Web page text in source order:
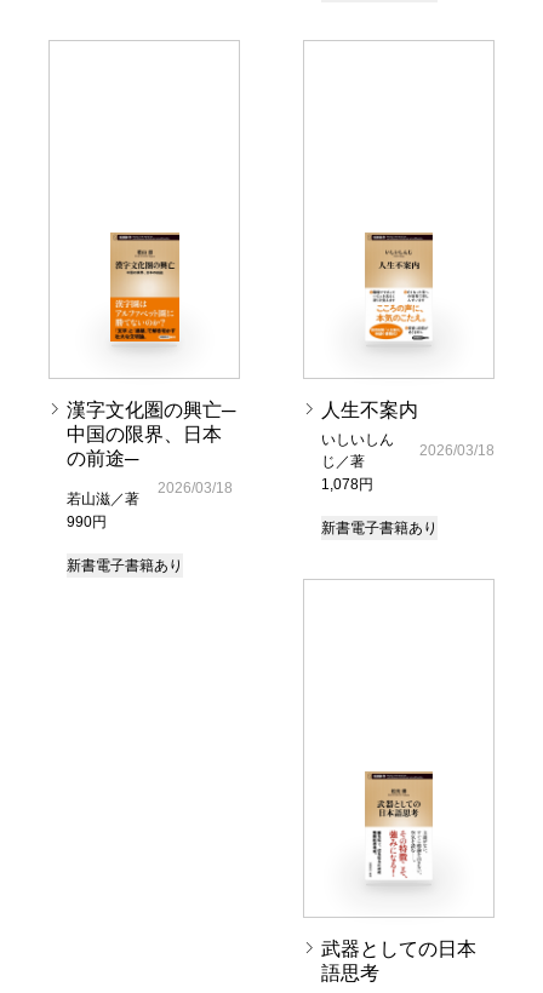
漢字文化圏の興亡─
中国の限界、日本
の前途─
若山滋／著
990円
2026/03/18
新書電子書籍あり
人生不案内
いしいしん
じ／著
1,078円
2026/03/18
新書電子書籍あり
武器としての日本
語思考